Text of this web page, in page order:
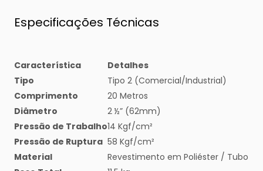
Especificações Técnicas
Característica
Detalhes
Tipo
Tipo 2 (Comercial/Industrial)
Comprimento
20 Metros
Diâmetro
2 ½” (62mm)
Pressão de Trabalho14 Kgf/cm²
Pressão de Ruptura 58 Kgf/cm²
Material
Revestimento em Poliéster / Tubo